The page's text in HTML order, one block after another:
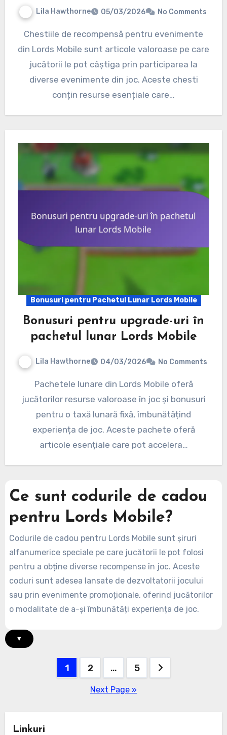
Lila Hawthorne 05/03/2026 No Comments
Chestiile de recompensă pentru evenimente
din Lords Mobile sunt articole valoroase pe care
jucătorii le pot câștiga prin participarea la
diverse evenimente din joc. Aceste chesti
conțin resurse esențiale care…
Bonusuri pentru Pachetul Lunar Lords Mobile
Bonusuri pentru upgrade-uri în
pachetul lunar Lords Mobile
Lila Hawthorne 04/03/2026 No Comments
Pachetele lunare din Lords Mobile oferă
jucătorilor resurse valoroase în joc și bonusuri
pentru o taxă lunară fixă, îmbunătățind
experiența de joc. Aceste pachete oferă
articole esențiale care pot accelera…
Ce sunt codurile de cadou
pentru Lords Mobile?
Codurile de cadou pentru Lords Mobile sunt șiruri
alfanumerice speciale pe care jucătorii le pot folosi
pentru a obține diverse recompense în joc. Aceste
coduri sunt adesea lansate de dezvoltatorii jocului
sau prin evenimente promoționale, oferind jucătorilor
o modalitate de a-și îmbunătăți experiența de joc.
▾
1 2 … 5
Next Page »
Linkuri